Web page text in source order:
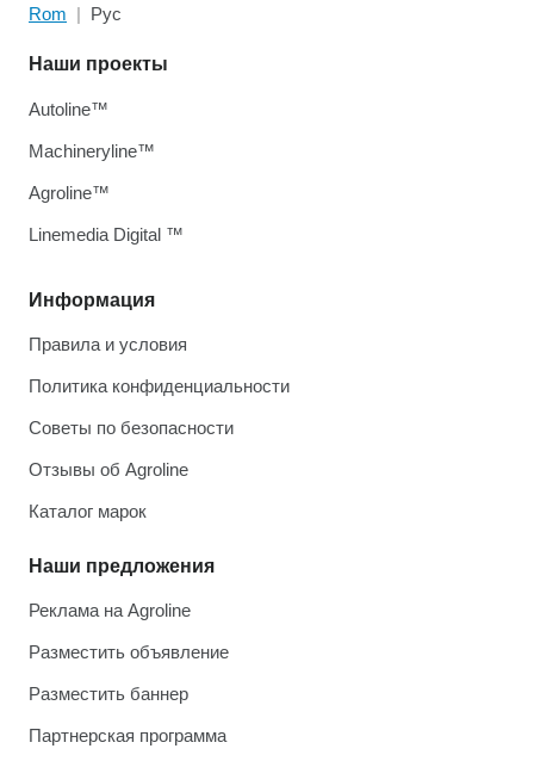
Rom Рус
Информация
Правила и условия
Политика конфиденциальности
Советы по безопасности
Отзывы об Agroline
Каталог марок
Наши предложения
Реклама на Agroline
Разместить объявление
Разместить баннер
Партнерская программа
Наши проекты
Autoline™
Machineryline™
Agroline™
Linemedia Digital ™